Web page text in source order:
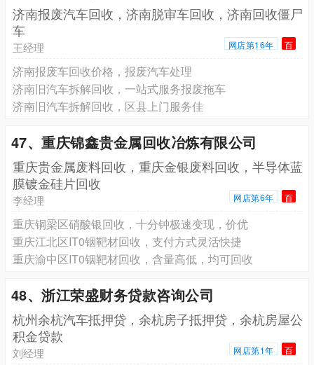
济南报废汽车回收，济南脱审车回收，济南回收僵尸
车
王经理 网店第16年 百
济南报废车回收价格，报废汽车处理
济南旧汽车拆解回收，一站式服务报废拖车
济南旧汽车拆解回收，区县上门服务佳
47、重庆锦鑫贵金属回收冶炼有限公司
重庆贵金属废料回收，重庆金银废料回收，半导体蓝
膜镀金硅片回收
李经理 网店第6年 百
重庆铜梁区硝酸银回收，十分钟极速变现，价优
重庆江北区IT0铟靶材回收，支付方式灵活快捷
重庆渝中区IT0铟靶材回收，含量高低，均可回收
48、浙江荣盛财务贷款咨询公司
杭州余杭汽车抵押贷，余杭房子抵押贷，余杭房屋公
积金贷款
刘经理 网店第1年 百